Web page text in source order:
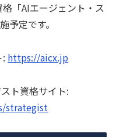
「AIエージェント・ス
予定です。
: https://aicx.jp
ト資格サイト:
strategist